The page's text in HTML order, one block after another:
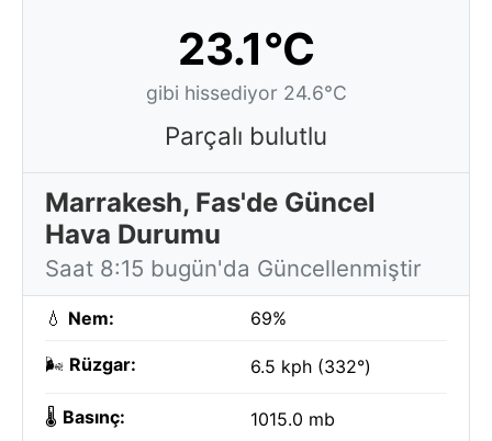
23.1°C
gibi hissediyor 24.6°C
Parçalı bulutlu
Marrakesh, Fas'de Güncel
Hava Durumu
Saat 8:15 bugün'da Güncellenmiştir
💧 Nem: 69%
🌬️ Rüzgar: 6.5 kph (332°)
🌡️ Basınç: 1015.0 mb